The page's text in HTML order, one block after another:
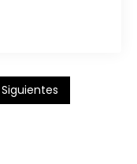
Siguientes